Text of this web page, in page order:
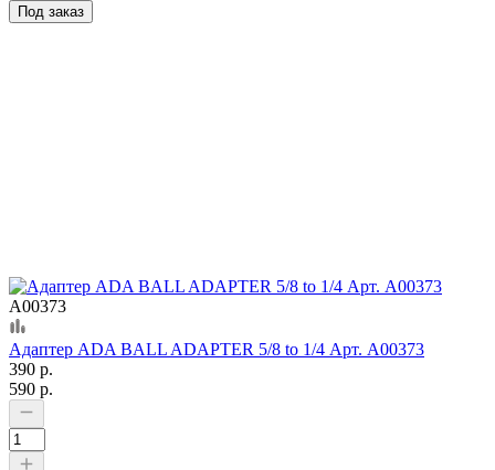
Под заказ
А00373
Адаптер ADA BALL ADAPTER 5/8 to 1/4 Арт. А00373
390 р.
590 р.